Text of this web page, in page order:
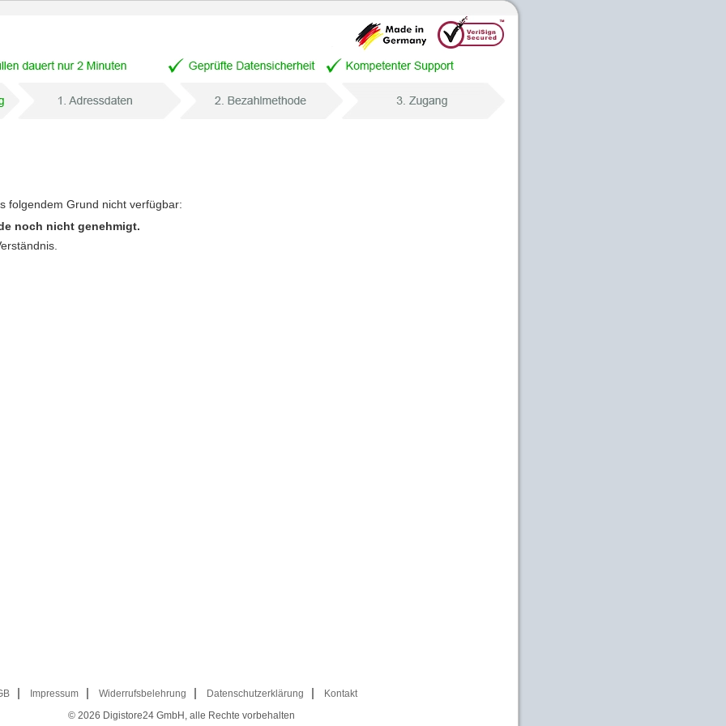
folgendem Grund nicht verfügbar:
noch nicht genehmigt.
Impressum Widerrufsbelehrung Datenschutzerklärung
Kontakt
© 2026 Digistore24 GmbH, alle Rechte vorbehalten